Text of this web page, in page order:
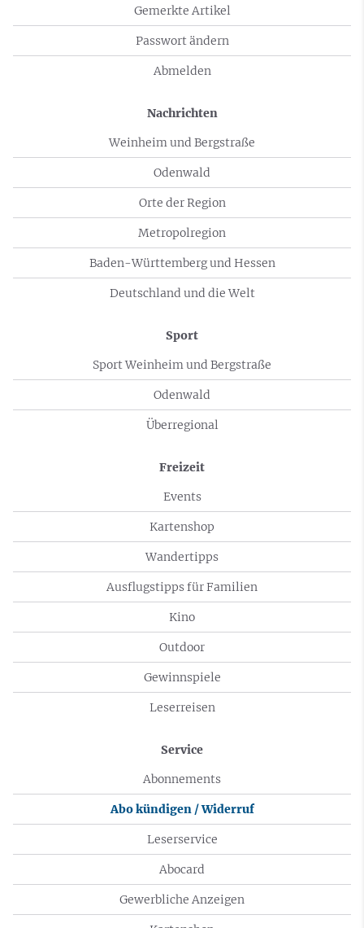
Gemerkte Artikel
Passwort ändern
Abmelden
Nachrichten
Weinheim und Bergstraße
Odenwald
Orte der Region
Metropolregion
Baden-Württemberg und Hessen
Deutschland und die Welt
Sport
Sport Weinheim und Bergstraße
Odenwald
Überregional
Freizeit
Events
Kartenshop
Wandertipps
Ausflugstipps für Familien
Kino
Outdoor
Gewinnspiele
Leserreisen
Service
Abonnements
Abo kündigen / Widerruf
Leserservice
Abocard
Gewerbliche Anzeigen